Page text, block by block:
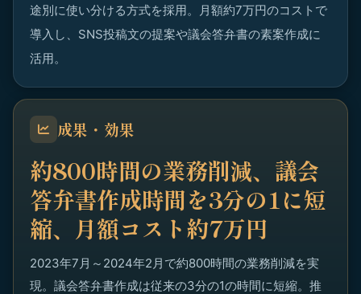
途別に使い分ける方式を採用。月額約7万円のコストで
導入し、SNS投稿文の提案や議会答弁書の素案作成に
活用。
成果・効果
約800時間の業務削減、議会
答弁書作成時間を3分の1に短
縮、月額コスト約7万円
2023年7月～2024年2月で約800時間の業務削減を実
現。議会答弁書作成は従来の3分の1の時間に短縮。推